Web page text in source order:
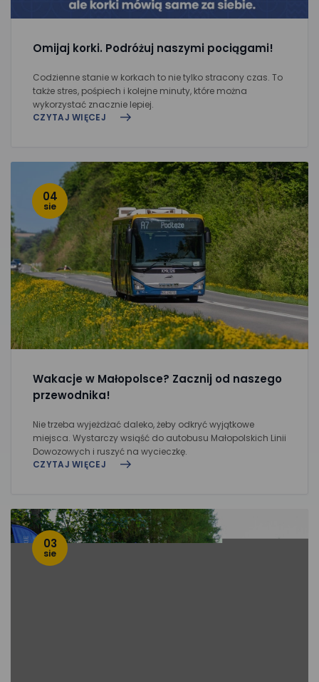
Omijaj korki. Podróżuj naszymi pociągami!
Codzienne stanie w korkach to nie tylko stracony czas. To
także stres, pośpiech i kolejne minuty, które można
wykorzystać znacznie lepiej.
CZYTAJ WIĘCEJ
04
sie
Wakacje w Małopolsce? Zacznij od naszego
przewodnika!
Nie trzeba wyjeżdżać daleko, żeby odkryć wyjątkowe
miejsca. Wystarczy wsiąść do autobusu Małopolskich Linii
Dowozowych i ruszyć na wycieczkę.
CZYTAJ WIĘCEJ
03
sie